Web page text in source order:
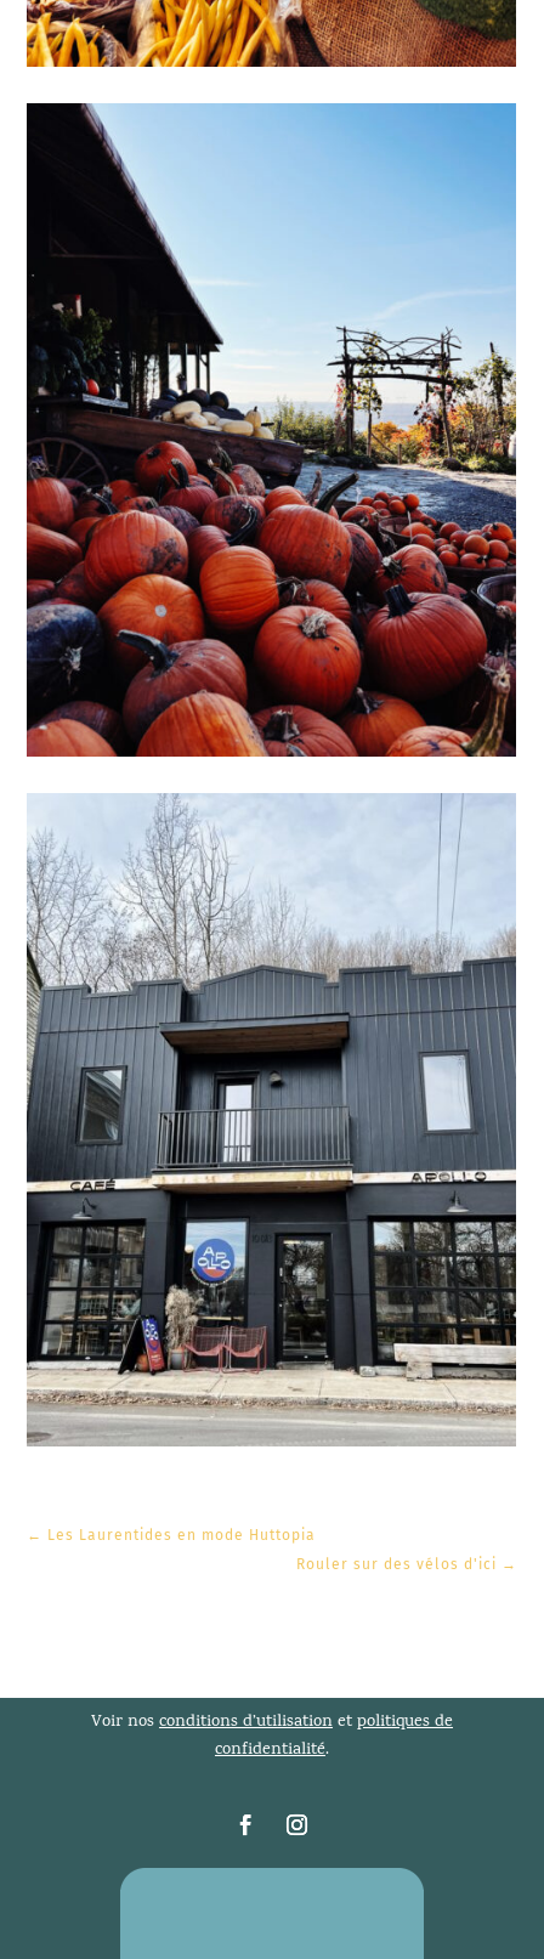
← Les Laurentides en mode Huttopia
Rouler sur des vélos d'ici →
Voir nosconditions d’utilisationetpolitiques de
confidentialité.